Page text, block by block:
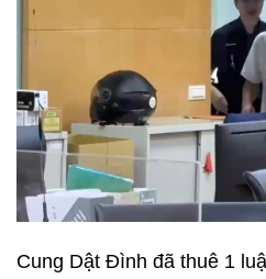
Cung Dật Đình đã thuê 1